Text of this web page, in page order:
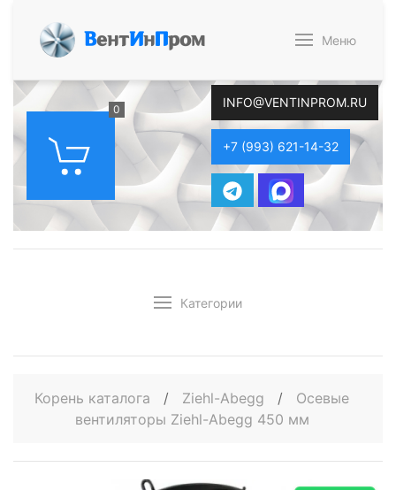
ВентИнПром Меню
0 INFO@VENTINPROM.RU
+7 (993) 621-14-32
Категории
Корень каталога / Ziehl-Abegg /
Осевые
вентиляторы Ziehl-Abegg 450 мм